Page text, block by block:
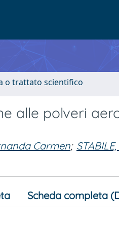
o trattato scientifico
alle polveri
Carmen;
Scheda completa